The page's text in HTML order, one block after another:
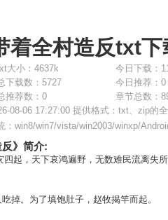
着全村造反txt下
大小：4637k
今日下载：
下载数：5727
今日推荐：0
推荐数：0
章节总数：
08-06 17:27:00 提供格式：txt、zip的
：win8/win7/vista/win2003/winxp/
》简介:
起，天下哀鸿遍野，无数难民流离失
掉。为了填饱肚子，赵牧揭竿而起。